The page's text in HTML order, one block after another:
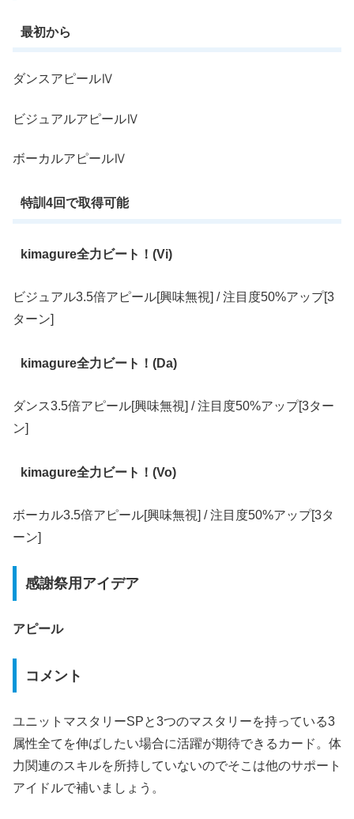
最初から
ダンスアピールⅣ
ビジュアルアピールⅣ
ボーカルアピールⅣ
特訓4回で取得可能
kimagure全力ビート！(Vi)
ビジュアル3.5倍アピール[興味無視] / 注目度50%アップ[3
ターン]
kimagure全力ビート！(Da)
ダンス3.5倍アピール[興味無視] / 注目度50%アップ[3ター
ン]
kimagure全力ビート！(Vo)
ボーカル3.5倍アピール[興味無視] / 注目度50%アップ[3タ
ーン]
感謝祭用アイデア
アピール
コメント
ユニットマスタリーSPと3つのマスタリーを持っている3
属性全てを伸ばしたい場合に活躍が期待できるカード。体
力関連のスキルを所持していないのでそこは他のサポート
アイドルで補いましょう。